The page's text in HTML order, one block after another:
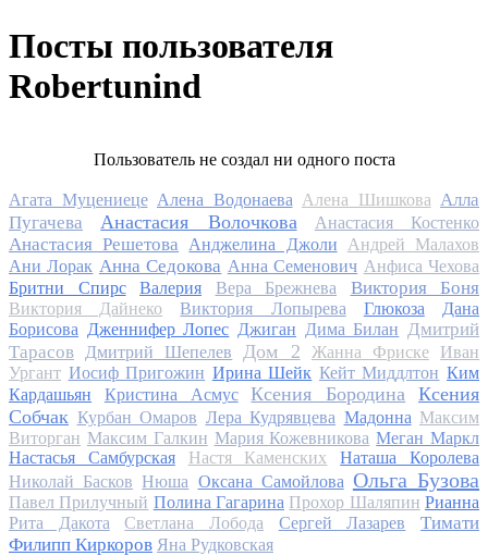
Посты пользователя
Robertunind
Пользователь не создал ни одного поста
Агата Муцениеце Алена Водонаева Алена Шишкова Алла
Пугачева
Анастасия Волочкова Анастасия Костенко
Анастасия Решетова Анджелина Джоли
Андрей Малахов
Ани Лорак Анна Седокова Анна Семенович Анфиса Чехова
Бритни Спирс
Валерия Вера Брежнева Виктория Боня
Виктория Дайнеко Виктория Лопырева Глюкоза
Дана
Борисова Дженнифер Лопес Джиган Дима Билан Дмитрий
Тарасов
Дмитрий Шепелев Дом 2 Жанна Фриске
Иван
Ургант Иосиф Пригожин Ирина Шейк Кейт Миддлтон Ким
Кардашьян
Кристина Асмус Ксения Бородина
Ксения
Собчак Курбан Омаров Лера Кудрявцева Мадонна Максим
Виторган Максим Галкин Мария Кожевникова Меган Маркл
Настасья Самбурская
Настя Каменских
Наташа Королева
Николай Басков Нюша Оксана Самойлова Ольга Бузова
Павел Прилучный Полина Гагарина Прохор Шаляпин Рианна
Рита Дакота
Светлана Лобода Сергей Лазарев
Тимати
Филипп Киркоров Яна Рудковская